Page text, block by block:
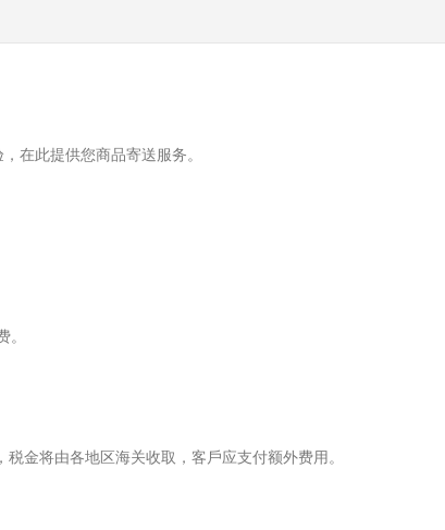
在此提供您商品寄送服务。
。
税⾦将由各地区海关收取，客 ⼾应⽀付额外费⽤ 。